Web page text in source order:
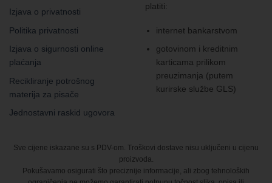
Izjava o privatnosti
Politika privatnosti
Izjava o sigurnosti online
plaćanja
Recikliranje potrošnog
materija za pisače
Jednostavni raskid ugovora
platiti:
internet bankarstvom
gotovinom i kreditnim
karticama prilikom
preuzimanja (putem
kurirske službe GLS)
Sve cijene iskazane su s PDV-om. Troškovi dostave nisu uključeni u cijenu
proizvoda.
Pokušavamo osigurati što preciznije informacije, ali zbog tehnoloških